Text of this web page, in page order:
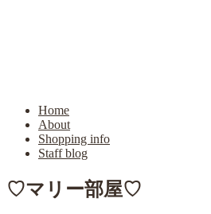
Home
About
Shopping info
Staff blog
♡マリー部屋♡